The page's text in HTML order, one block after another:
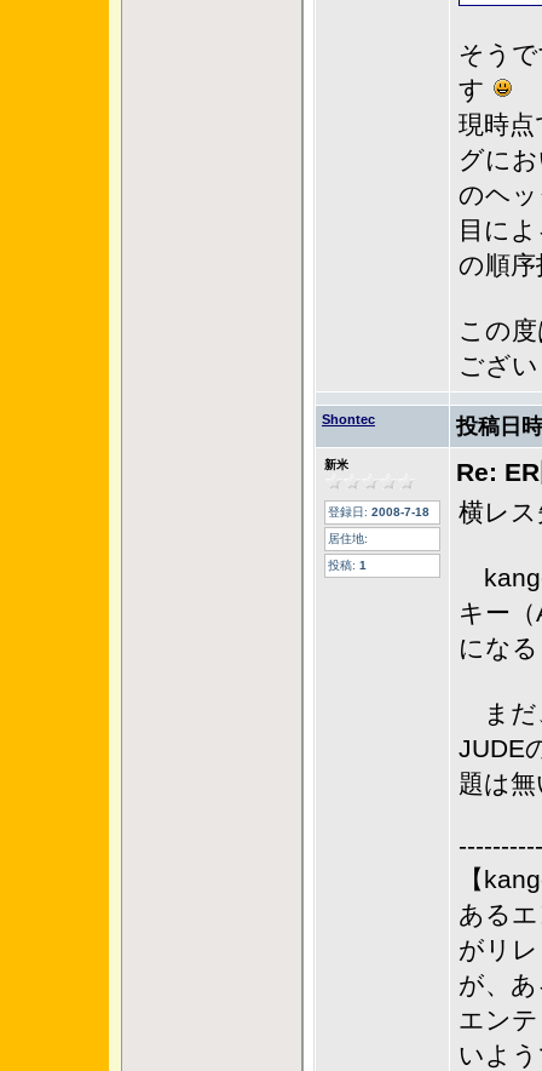
そう
す
現時
グに
のヘ
目に
の順
この
ござ
Shontec 投稿日
新米
登録日: 2008-7-18
居住地:
投稿: 1
Re:
横レ
キー
にな
まだ
JUDE
題は
【
ある
がリ
が、
エン
いよ